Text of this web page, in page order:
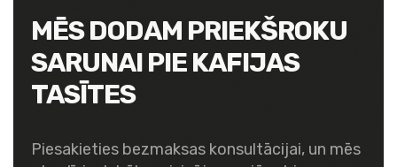
MĒS DODAM PRIEKŠROKU
SARUNAI PIE KAFIJAS
TASĪTES
Piesakieties bezmaksas konsultācijai, un mēs